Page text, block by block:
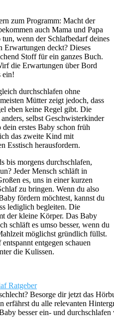
zum Programm: Macht der
auch Mama und Papa
wenn der Schlafbedarf deines
Erwartungen deckt? Dieses
Stoff für ein ganzes Buch.
die Erwartungen über Bord
ein!
durchschlafen ohne
Mütter zeigt jedoch, dass
eben keine Regel gibt. Die
selbst Geschwisterkinder
erstes Baby schon früh
das zweite Kind mit
Esstisch herausfordern.
bis morgens durchschlafen,
Jeder Mensch schläft in
es, uns in einer kurzen
zu bringen. Wenn du also
fördern möchtest, kannst du
lediglich begleiten. Die
der kleine Körper. Das Baby
schläft es umso besser, wenn du
möglichst gründlich füllst.
entgegen schauen
die Kulissen.
Besorge dir jetzt das
erfährst du alle relevanten
besser ein- und